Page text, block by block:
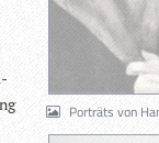
Porträts von